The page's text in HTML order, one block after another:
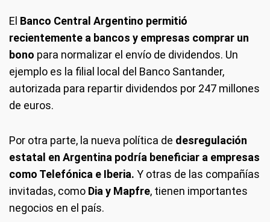
El Banco Central Argentino permitió
recientemente a bancos y empresas comprar un
bono para normalizar el envío de dividendos. Un
ejemplo es la filial local del Banco Santander,
autorizada para repartir dividendos por 247 millones
de euros.
Por otra parte, la nueva política de desregulación
estatal en Argentina podría beneficiar a empresas
como Telefónica e Iberia. Y otras de las compañías
invitadas, como Dia y Mapfre, tienen importantes
negocios en el país.